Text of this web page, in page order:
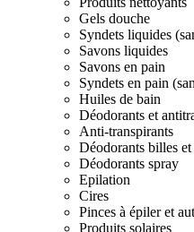
Gels douche
Syndets liquides
Savons liquides
Savons en pain
Syndets en pain
Huiles de bain
Déodorants et
Anti-transpirants
Déodorants billes
Déodorants spray
Epilation
Cires
Pinces à épiler et
Produits solaires